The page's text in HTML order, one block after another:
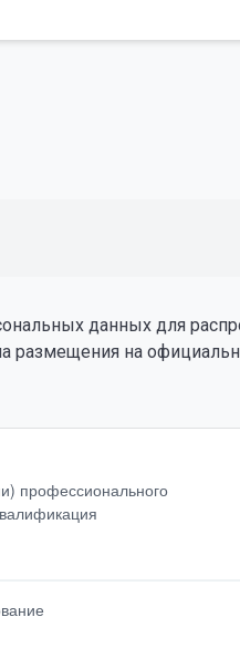
данных для
размещения на
профессионального